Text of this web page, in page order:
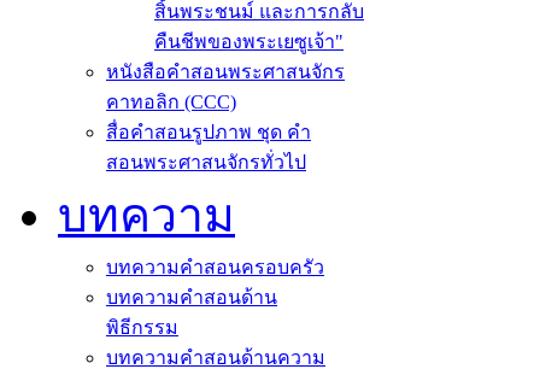
สิ้นพระชนม์ และการกลับ
คืนชีพของพระเยซูเจ้า"
หนังสือคำสอนพระศาสนจักร
คาทอลิก (CCC)
สื่อคำสอนรูปภาพ ชุด คำ
สอนพระศาสนจักรทั่วไป
บทความ
บทความคำสอนครอบครัว
บทความคำสอนด้าน
พิธีกรรม
บทความคำสอนด้านความ